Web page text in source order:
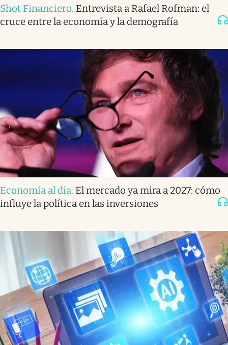
Shot Financiero. Entrevista a Rafael Rofman: el
cruce entre la economía y la demografía
Economía al día. El mercado ya mira a 2027: cómo
influye la política en las inversiones